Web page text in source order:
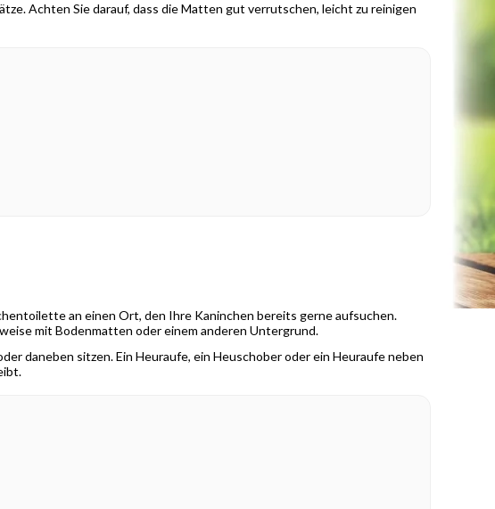
Achten Sie darauf, dass die Matten gut verrutschen, leicht zu reinigen
an einen Ort, den Ihre Kaninchen bereits gerne aufsuchen.
mit Bodenmatten oder einem anderen Untergrund.
daneben sitzen. Ein Heuraufe, ein Heuschober oder ein Heuraufe neben